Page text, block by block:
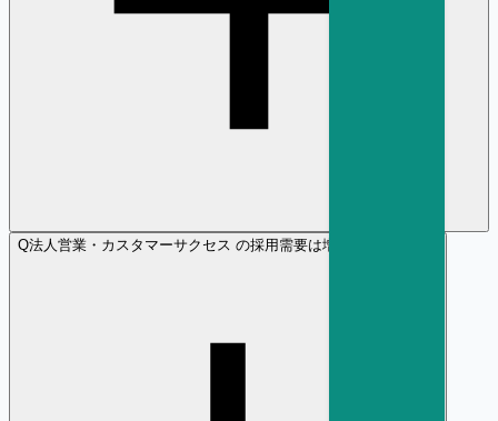
Q法人営業・カスタマーサクセス の採用需要は増加傾向ですか？